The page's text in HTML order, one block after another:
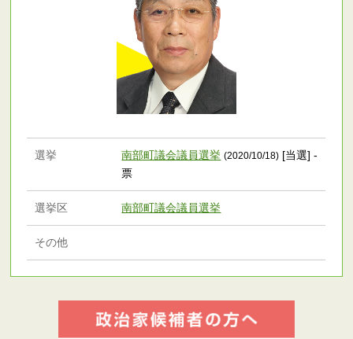
選挙 南部町議会議員選挙 (2020/10/18) [当選] -
票
選挙区 南部町議会議員選挙
その他